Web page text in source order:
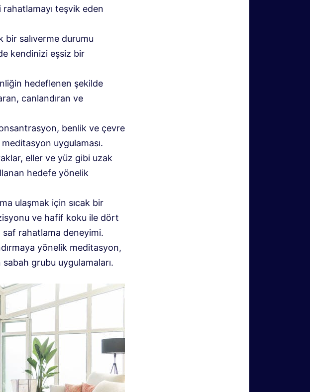
teşvik eden
bir salıverme durumu
kendinizi eşsiz bir
hedeflenen şekilde
canlandıran ve
benlik ve çevre
uygulaması.
eller ve yüz gibi uzak
hedefe yönelik
ulaşmak için sıcak bir
ve hafif koku ile dört
saf rahatlama deneyimi.
yönelik meditasyon,
grubu uygulamaları.